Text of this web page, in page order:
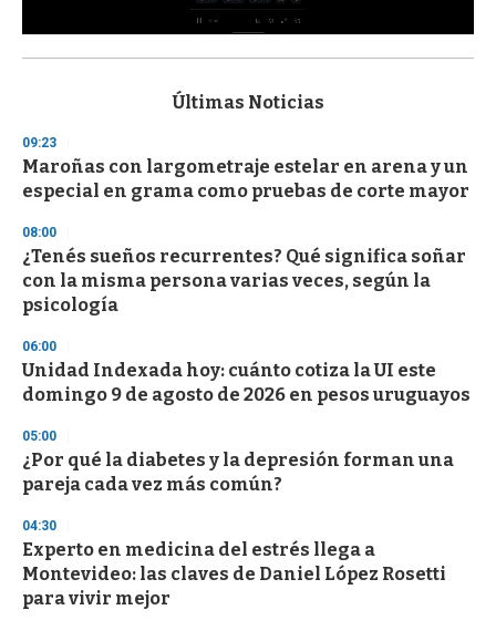
s
d
s
o
f
3
s
e
c
o
d
s
Últimas Noticias
09:23
Maroñas con largometraje estelar en arena y un
especial en grama como pruebas de corte mayor
08:00
¿Tenés sueños recurrentes? Qué significa soñar
con la misma persona varias veces, según la
psicología
06:00
Unidad Indexada hoy: cuánto cotiza la UI este
domingo 9 de agosto de 2026 en pesos uruguayos
05:00
¿Por qué la diabetes y la depresión forman una
pareja cada vez más común?
04:30
Experto en medicina del estrés llega a
Montevideo: las claves de Daniel López Rosetti
para vivir mejor